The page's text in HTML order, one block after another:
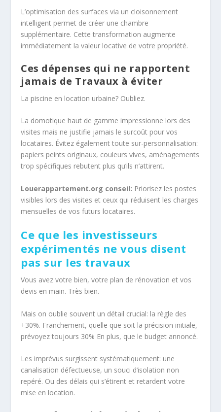
L’optimisation des surfaces via un cloisonnement
intelligent permet de créer une chambre
supplémentaire. Cette transformation augmente
immédiatement la valeur locative de votre propriété.
Ces dépenses qui ne rapportent
jamais de Travaux à éviter
La piscine en location urbaine? Oubliez.
La domotique haut de gamme impressionne lors des
visites mais ne justifie jamais le surcoût pour vos
locataires. Évitez également toute sur-personnalisation:
papiers peints originaux, couleurs vives, aménagements
trop spécifiques rebutent plus qu’ils n’attirent.
Louerappartement.org conseil: Priorisez les postes
visibles lors des visites et ceux qui réduisent les charges
mensuelles de vos futurs locataires.
Ce que les investisseurs
expérimentés ne vous disent
pas sur les travaux
Vous avez votre bien, votre plan de rénovation et vos
devis en main. Très bien.
Mais on oublie souvent un détail crucial: la règle des
+30%. Franchement, quelle que soit la précision initiale,
prévoyez toujours 30% En plus, que le budget annoncé.
Les imprévus surgissent systématiquement: une
canalisation défectueuse, un souci d’isolation non
repéré. Ou des délais qui s’étirent et retardent votre
mise en location.